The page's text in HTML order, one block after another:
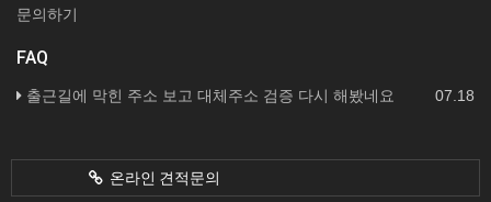
문의하기
FAQ
07.18
출근길에 막힌 주소 보고 대체주소 검증 다시 해봤네요
온라인 견적문의